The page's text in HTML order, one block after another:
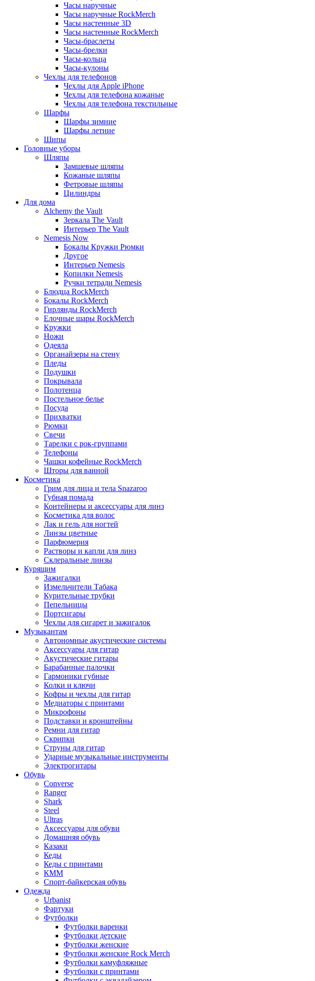
Часы наручные
Часы наручные RockMerch
Часы настенные 3D
Часы настенные RockMerch
Часы-браслеты
Часы-брелки
Часы-кольца
Часы-кулоны
Чехлы для телефонов
Чехлы для Apple iPhone
Чехлы для телефона кожаные
Чехлы для телефона текстильные
Шарфы
Шарфы зимние
Шарфы летние
Шипы
Головные уборы
Шляпы
Замшевые шляпы
Кожаные шляпы
Фетровые шляпы
Цилиндры
Для дома
Alchemy the Vault
Зеркала The Vault
Интерьер The Vault
Nemesis Now
Бокалы Кружки Рюмки
Другое
Интерьер Nemesis
Копилки Nemesis
Ручки тетради Nemesis
Блюдца RockMerch
Бокалы RockMerch
Гирлянды RockMerch
Елочные шары RockMerch
Кружки
Ножи
Одеяла
Органайзеры на стену
Пледы
Подушки
Покрывала
Полотенца
Постельное белье
Посуда
Прихватки
Рюмки
Свечи
Тарелки с рок-группами
Телефоны
Чашки кофейные RockMerch
Шторы для ванной
Косметика
Грим для лица и тела Snazaroo
Губная помада
Контейнеры и аксессуары для линз
Косметика для волос
Лак и гель для ногтей
Линзы цветные
Парфюмерия
Растворы и капли для линз
Склеральные линзы
Курящим
Зажигалки
Измельчители Табака
Курительные трубки
Пепельницы
Портсигары
Чехлы для сигарет и зажигалок
Музыкантам
Автономные акустические системы
Аксессуары для гитар
Акустические гитары
Барабанные палочки
Гармоники губные
Колки и ключи
Кофры и чехлы для гитар
Медиаторы с принтами
Микрофоны
Подставки и кронштейны
Ремни для гитар
Скрипки
Струны для гитар
Ударные музыкальные инструменты
Электрогитары
Обувь
Converse
Ranger
Shark
Steel
Ultras
Аксессуары для обуви
Домашняя обувь
Казаки
Кеды
Кеды с принтами
КММ
Спорт-байкерская обувь
Одежда
Urbanist
Фартуки
Футболки
Футболки варенки
Футболки детские
Футболки женские
Футболки женские Rock Merch
Футболки камуфляжные
Футболки с принтами